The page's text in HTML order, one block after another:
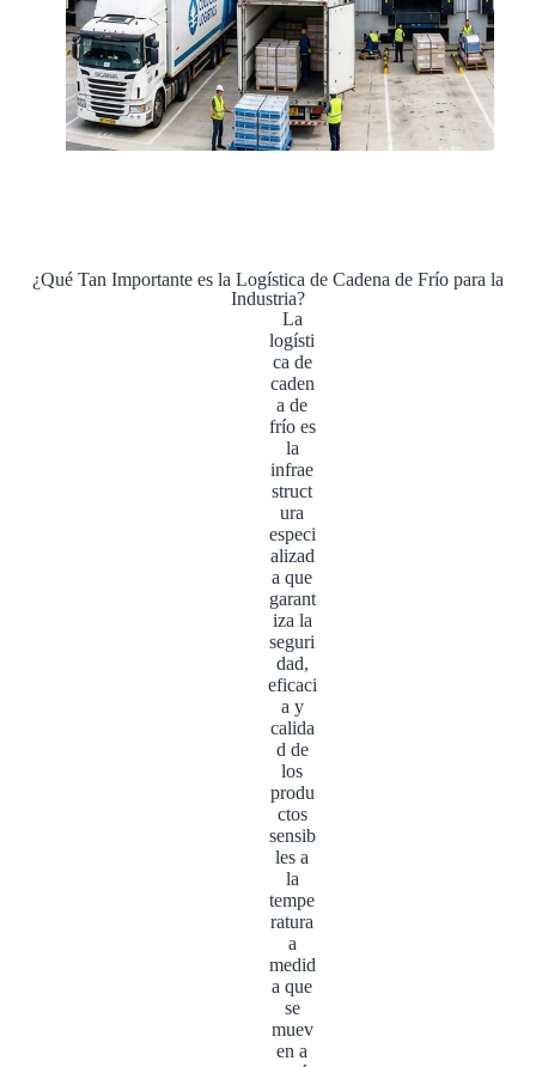
¿Qué Tan Importante es la Logística de Cadena de Frío para la
Industria?
La
logísti
ca de
caden
a de
frío es
la
infrae
struct
ura
especi
alizad
a que
garant
iza la
seguri
dad,
eficaci
a y
calida
d de
los
produ
ctos
sensib
les a
la
tempe
ratura
a
medid
a que
se
muev
en a